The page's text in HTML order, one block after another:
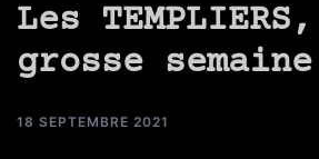
Les
grosse
18 SEPTEMBRE 2021